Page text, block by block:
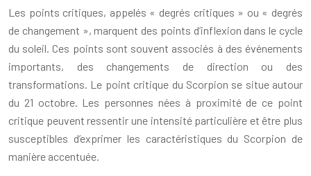
Les points critiques, appelés « degrés critiques » ou « degrés
de changement », marquent des points d’inflexion dans le cycle
du soleil. Ces points sont souvent associés à des événements
importants, des changements de direction ou des
transformations. Le point critique du Scorpion se situe autour
du 21 octobre. Les personnes nées à proximité de ce point
critique peuvent ressentir une intensité particulière et être plus
susceptibles d’exprimer les caractéristiques du Scorpion de
manière accentuée.